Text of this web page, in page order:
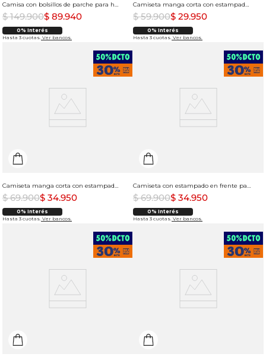
Camisa con bolsillos de parche para hombre
$ 149.900$ 89.940
0% Interés
Hasta 3 cuotas. Ver bancos.
Camiseta manga corta con estampado en punto corazón para hombre
$ 59.900$ 29.950
0% Interés
Hasta 3 cuotas. Ver bancos.
Camiseta manga corta con estampado para hombre
$ 69.900$ 34.950
0% Interés
Hasta 3 cuotas. Ver bancos.
Camiseta con estampado en frente para mujer
$ 69.900$ 34.950
0% Interés
Hasta 3 cuotas. Ver bancos.